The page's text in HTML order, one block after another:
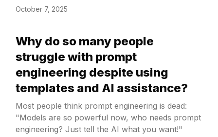
码具体是如何运行的。然而，这也带来了一个新的问
（LLMs）提升效率，并对最终产品的质量和稳定性负
责？
October 7, 2025
Why do so many people
struggle with prompt
engineering despite using
templates and AI assistance?
Most people think prompt engineering is dead:
"Models are so powerful now, who needs prompt
engineering? Just tell the AI what you want!"
View Article